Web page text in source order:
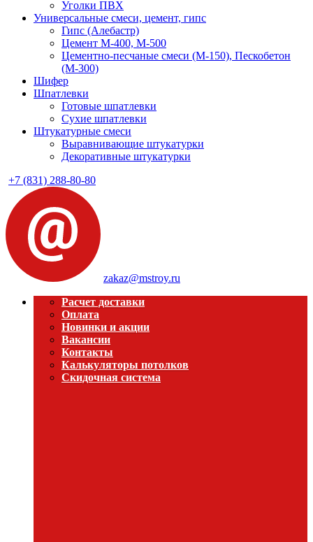
Уголки ПВХ
Универсальные смеси, цемент, гипс
Гипс (Алебастр)
Цемент М-400, М-500
Цементно-песчаные смеси (М-150), Пескобетон
(М-300)
Шифер
Шпатлевки
Готовые шпатлевки
Сухие шпатлевки
Штукатурные смеси
Выравнивающие штукатурки
Декоративные штукатурки
+7 (831) 288-80-80
zakaz@mstroy.ru
Расчет доставки
Оплата
Новинки и акции
Вакансии
Контакты
Калькуляторы потолков
Скидочная система